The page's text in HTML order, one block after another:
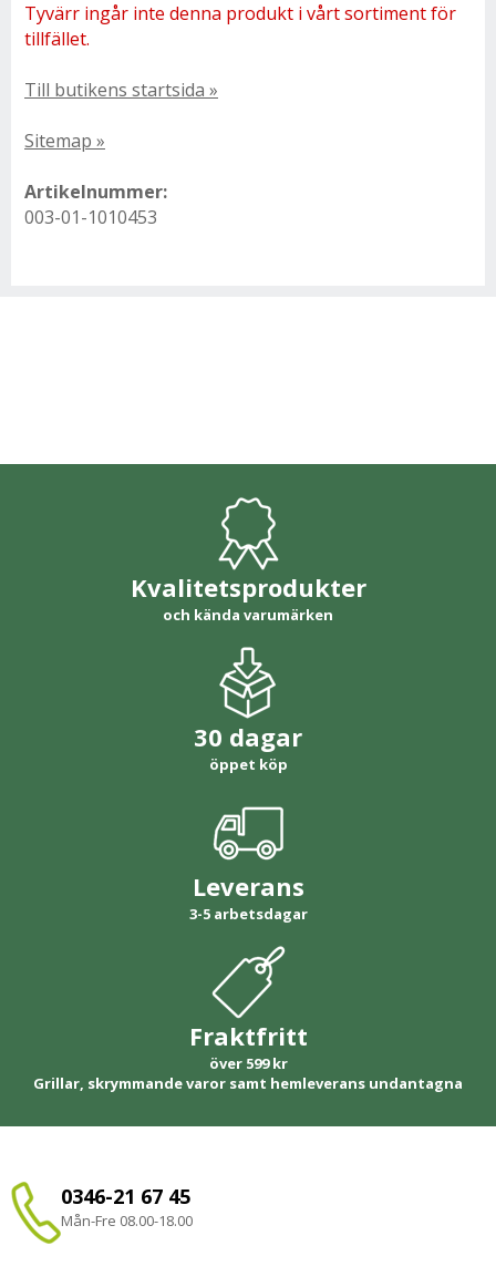
Tyvärr ingår inte denna produkt i vårt sortiment för
tillfället.
Till butikens startsida »
Sitemap »
Artikelnummer:
003-01-1010453
Kvalitetsprodukter
och kända varumärken
30 dagar
öppet köp
Leverans
3-5 arbetsdagar
Fraktfritt
över 599 kr
Grillar, skrymmande varor samt hemleverans undantagna
0346-21 67 45
Mån-Fre 08.00-18.00